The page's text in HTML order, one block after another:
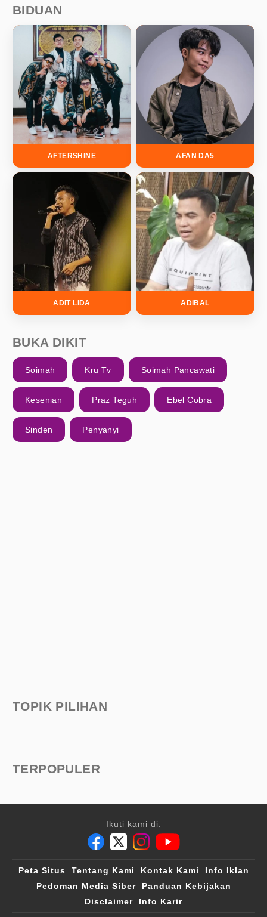
BIDUAN
AFTERSHINE AFAN DA5
ADIT LIDA ADIBAL
BUKA DIKIT
Soimah Kru Tv Soimah Pancawati
Kesenian Praz Teguh Ebel Cobra
Sinden Penyanyi
TOPIK PILIHAN
TERPOPULER
Ikuti kami di:
Peta Situs Tentang Kami Kontak Kami
Info Iklan
Pedoman Media Siber
Panduan Kebijakan
Disclaimer
Info Karir